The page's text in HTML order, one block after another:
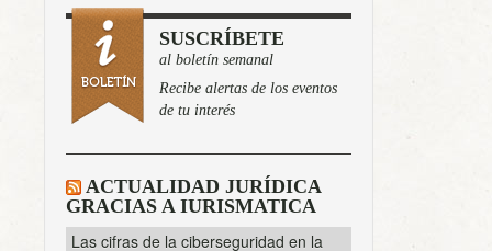
SUSCRÍBETE
al boletín semanal
Recibe alertas de los eventos
de tu interés
ACTUALIDAD JURÍDICA
GRACIAS A IURISMATICA
Las cifras de la ciberseguridad en la